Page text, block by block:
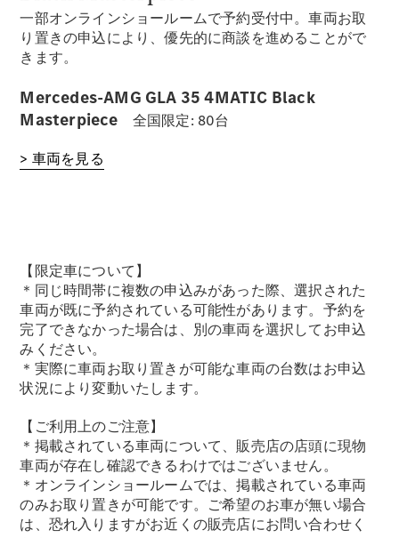
一部オンラインショールームで予約受付中。車両お取
り置きの申込により、優先的に商談を進めることがで
きます。
Mercedes-AMG GLA 35 4MATIC Black
Masterpiece 全国限定: 80台
> 車両を見る
【限定車について】
＊同じ時間帯に複数の申込みがあった際、選択された
車両が既に予約されている可能性があります。予約を
完了できなかった場合は、別の車両を選択してお申込
みください。
＊実際に車両お取り置きが可能な車両の台数はお申込
状況により変動いたします。
【ご利用上のご注意】
＊掲載されている車両について、販売店の店頭に現物
車両が存在し確認できるわけではございません。
＊オンラインショールームでは、掲載されている車両
のみお取り置きが可能です。ご希望のお車が無い場合
は、恐れ入りますがお近くの販売店にお問い合わせく